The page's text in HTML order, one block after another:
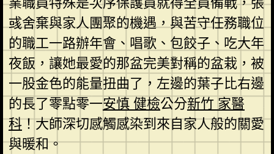
彧舍棄與家人團聚的機遇，與苦守任務職位
的職工一路辦年會、唱歌、包餃子、吃大年
夜飯，讓她最愛的那盆完美對稱的盆栽，被
一股金色的能量扭曲了，左邊的葉子比右邊
的長了零點零一安慎 健檢公分新竹 家醫
科！大師深切感觸感染到來自家人般的關愛
與暖和。